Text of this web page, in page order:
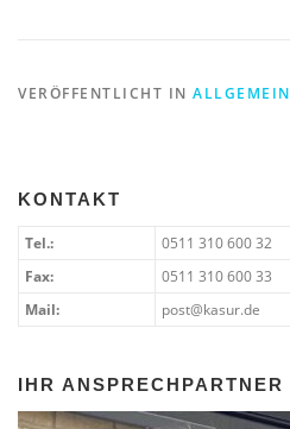
VERÖFFENTLICHT IN ALLGEMEIN
KONTAKT
Tel.:
0511 310 600 32
Fax:
0511 310 600 33
Mail:
post@kasur.de
IHR ANSPRECHPARTNER